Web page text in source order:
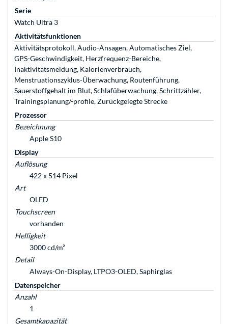
Serie
Watch Ultra 3
Aktivitätsfunktionen
Aktivitätsprotokoll, Audio-Ansagen, Automatisches Ziel,
GPS-Geschwindigkeit, Herzfrequenz-Bereiche,
Inaktivitätsmeldung, Kalorienverbrauch,
Menstruationszyklus-Überwachung, Routenführung,
Sauerstoffgehalt im Blut, Schlafüberwachung, Schrittzähler,
Trainingsplanung/-profile, Zurückgelegte Strecke
Prozessor
Bezeichnung
Apple S10
Display
Auflösung
422 x 514 Pixel
Art
OLED
Touchscreen
vorhanden
Helligkeit
3000 cd/m²
Detail
Always-On-Display, LTPO3-OLED, Saphirglas
Datenspeicher
Anzahl
1
Gesamtkapazität